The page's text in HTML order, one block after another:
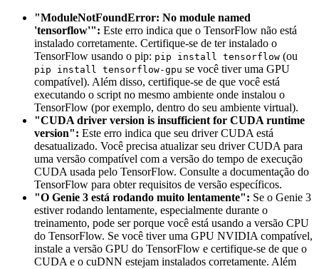
"ModuleNotFoundError: No module named
'tensorflow'": Este erro indica que o TensorFlow não está
instalado corretamente. Certifique-se de ter instalado o
TensorFlow usando o pip: pip install tensorflow (ou
pip install tensorflow-gpu se você tiver uma GPU
compatível). Além disso, certifique-se de que você está
executando o script no mesmo ambiente onde instalou o
TensorFlow (por exemplo, dentro do seu ambiente virtual).
"CUDA driver version is insufficient for CUDA runtime
version": Este erro indica que seu driver CUDA está
desatualizado. Você precisa atualizar seu driver CUDA para
uma versão compatível com a versão do tempo de execução
CUDA usada pelo TensorFlow. Consulte a documentação do
TensorFlow para obter requisitos de versão específicos.
"O Genie 3 está rodando muito lentamente": Se o Genie 3
estiver rodando lentamente, especialmente durante o
treinamento, pode ser porque você está usando a versão CPU
do TensorFlow. Se você tiver uma GPU NVIDIA compatível,
instale a versão GPU do TensorFlow e certifique-se de que o
CUDA e o cuDNN estejam instalados corretamente. Além